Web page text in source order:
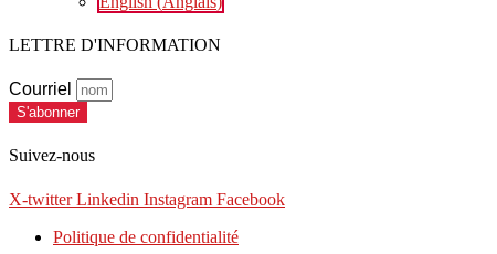
LETTRE D'INFORMATION
Courriel
S'abonner
Suivez-nous
X-twitter Linkedin Instagram Facebook
Politique de confidentialité